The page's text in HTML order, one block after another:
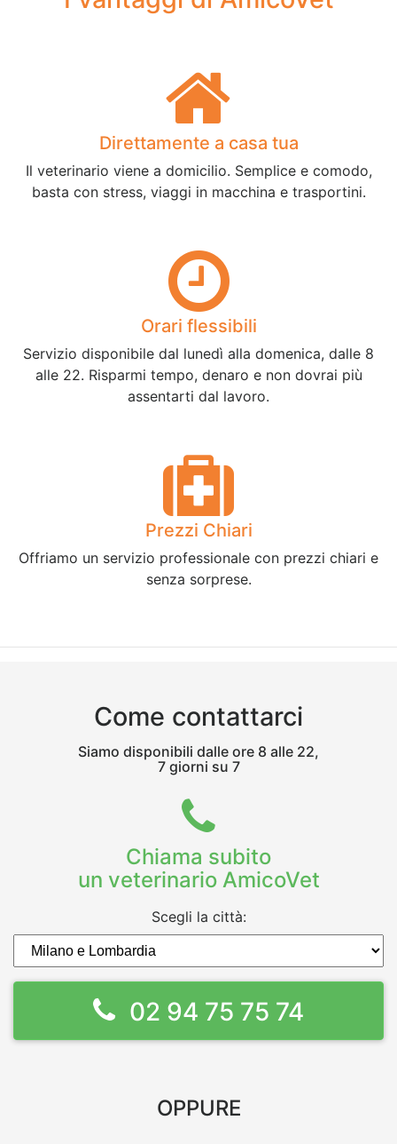
Direttamente a casa tua
Il veterinario viene a domicilio. Semplice e comodo,
basta con stress, viaggi in macchina e trasportini.
Orari flessibili
Servizio disponibile dal lunedì alla domenica, dalle 8
alle 22. Risparmi tempo, denaro e non dovrai più
assentarti dal lavoro.
Prezzi Chiari
Offriamo un servizio professionale con prezzi chiari e
senza sorprese.
Come contattarci
Siamo disponibili dalle ore 8 alle 22,
7 giorni su 7
Chiama subito
un veterinario AmicoVet
Scegli la città:
02 94 75 75 74
OPPURE